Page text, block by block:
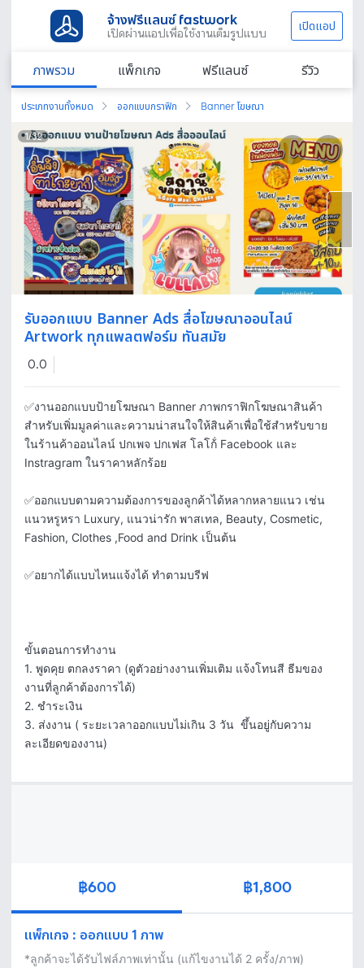
จ้างฟรีแลนซ์ fastwork
เปิดผ่านแอปเพื่อใช้งานเต็มรูปแบบ เปิดแอป
ภาพรวม แพ็กเกจ ฟรีแลนซ์ รีวิว
ประเภทงานทั้งหมด ออกแบบกราฟิก Banner โฆษณา
1/32
รับออกแบบ Banner Ads สื่อโฆษณาออนไลน์
Artwork ทุกแพลตฟอร์ม ทันสมัย
0.0
✅งานออกแบบป้ายโฆษณา Banner ภาพกราฟิกโฆษณาสินค้า
สำหรับเพิ่มมูลค่าและความน่าสนใจให้สินค้าเพื่อใช้สำหรับขาย
ในร้านค้าออนไลน์ ปกเพจ ปกเฟส โลโก้่ Facebook และ
Instragram ในราคาหลักร้อย
✅ออกแบบตามความต้องการของลูกค้าได้หลากหลายแนว เช่น
แนวหรูหรา Luxury, แนวน่ารัก พาสเทล, Beauty, Cosmetic,
Fashion, Clothes ,Food and Drink เป็นต้น
✅อยากได้แบบไหนแจ้งได้ ทำตามบรีฟ
ขั้นตอนการทำงาน
1. พูดคุย ตกลงราคา (ดูตัวอย่างงานเพิ่มเติม แจ้งโทนสี ธีมของ
งานที่ลูกค้าต้องการได้)
2. ชำระเงิน
3. ส่งงาน ( ระยะเวลาออกแบบไม่เกิน 3 วัน  ขึ้นอยู่กับความ
ละเอียดของงาน)
฿600 ฿1,800
แพ็กเกจ : ออกแบบ 1 ภาพ
*ลูกค้าจะได้รับไฟล์ภาพเท่านั้น (แก้ไขงานได้ 2 ครั้ง/ภาพ)